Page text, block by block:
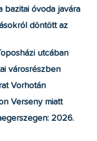
bazitai óvoda javára
döntött az
utcában
városrészben
Vorhotán
Verseny miatt
2026.